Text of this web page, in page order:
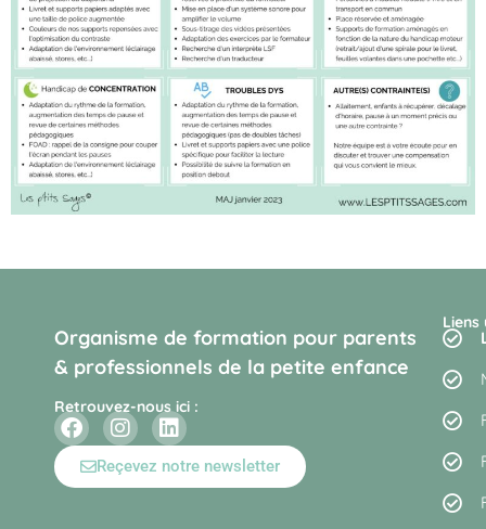
Organisme de formation pour parents
& professionnels de la petite enfance
Retrouvez-nous ici :
Reçevez notre newsletter
Liens